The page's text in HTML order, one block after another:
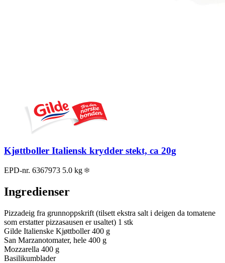
Kjøttboller Italiensk krydder stekt, ca 20g
EPD-nr. 6367973 5.0 kg
Ingredienser
Pizzadeig fra grunnoppskrift (tilsett ekstra salt i deigen da tomatene
som erstatter pizzasausen er usaltet) 1 stk
Gilde Italienske Kjøttboller 400 g
San Marzanotomater, hele 400 g
Mozzarella 400 g
Basilikumblader